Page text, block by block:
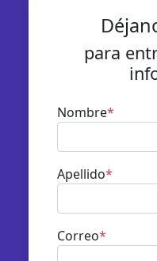
para
Nombre*
Apellido*
Correo*